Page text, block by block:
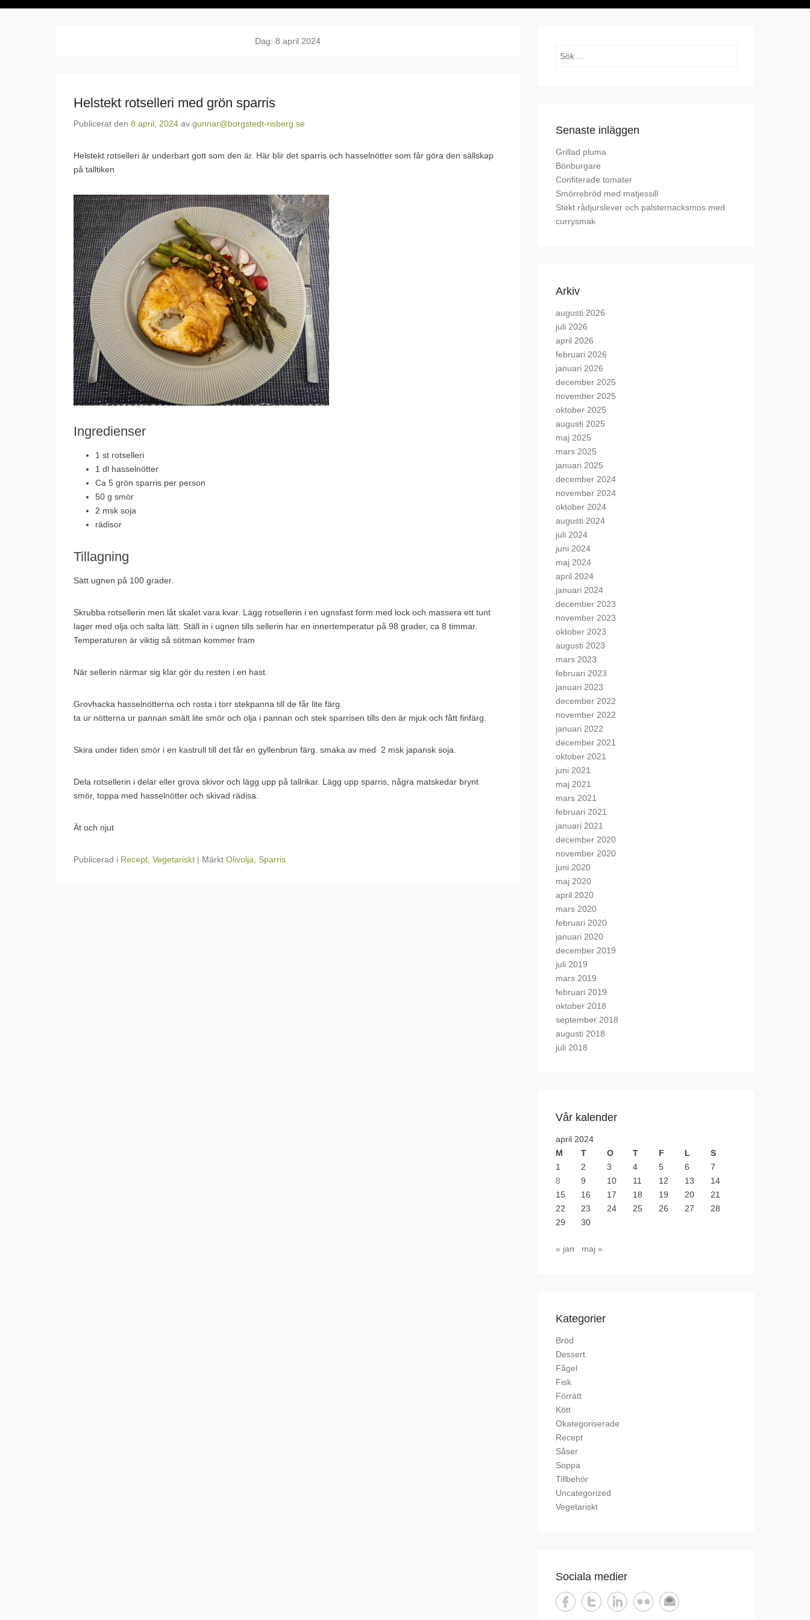
Dag: 8 april 2024
Helstekt rotselleri med grön sparris
Publicerat den 8 april, 2024 av gunnar@borgstedt-risberg.se
Helstekt rotselleri är underbart gott som den är. Här blir det sparris och hasselnötter som får göra den sällskap
på talltiken
Ingredienser
1 st rotselleri
1 dl hasselnötter
Ca 5 grön sparris per person
50 g smör
2 msk soja
rädisor
Tillagning
Sätt ugnen på 100 grader.
Skrubba rotsellerin men låt skalet vara kvar. Lägg rotsellerin i en ugnsfast form med lock och massera ett tunt
lager med olja och salta lätt. Ställ in i ugnen tills sellerin har en innertemperatur på 98 grader, ca 8 timmar.
Temperaturen är viktig så sötman kommer fram
När sellerin närmar sig klar gör du resten i en hast.
Grovhacka hasselnötterna och rosta i torr stekpanna till de får lite färg.
ta ur nötterna ur pannan smält lite smör och olja i pannan och stek sparrisen tills den är mjuk och fått finfärg.
Skira under tiden smör i en kastrull till det får en gyllenbrun färg. smaka av med 2 msk japansk soja.
Dela rotsellerin i delar eller grova skivor och lägg upp på tallrikar. Lägg upp sparris, några matskedar brynt
smör, toppa med hasselnötter och skivad rädisa.
Ät och njut
Publicerad i Recept Vegetariskt | Märkt Olivolja Sparris
Sök
Senaste inläggen
Grillad pluma
Bönburgare
Confiterade tomater
Smörrebröd med matjessill
Stekt rådjurslever och palsternacksmos med
currysmak
Arkiv
augusti 2026
juli 2026
april 2026
februari 2026
januari 2026
december 2025
november 2025
oktober 2025
augusti 2025
maj 2025
mars 2025
januari 2025
december 2024
november 2024
oktober 2024
augusti 2024
juli 2024
juni 2024
maj 2024
april 2024
januari 2024
december 2023
november 2023
oktober 2023
augusti 2023
mars 2023
februari 2023
januari 2023
december 2022
november 2022
januari 2022
december 2021
oktober 2021
juni 2021
maj 2021
mars 2021
februari 2021
januari 2021
december 2020
november 2020
juni 2020
maj 2020
april 2020
mars 2020
februari 2020
januari 2020
december 2019
juli 2019
mars 2019
februari 2019
oktober 2018
september 2018
augusti 2018
juli 2018
Vår kalender
april 2024
M
T O T F L
S
1
2 3 4 5 6
7
8
9 10 11 12 13
14
15
16 17 18 19 20
21
22
23 24 25 26 27
28
29
30
« jan maj »
Kategorier
Bröd
Dessert
Fågel
Fisk
Förrätt
Kött
Okategoriserade
Recept
Såser
Soppa
Tillbehör
Uncategorized
Vegetariskt
Sociala medier